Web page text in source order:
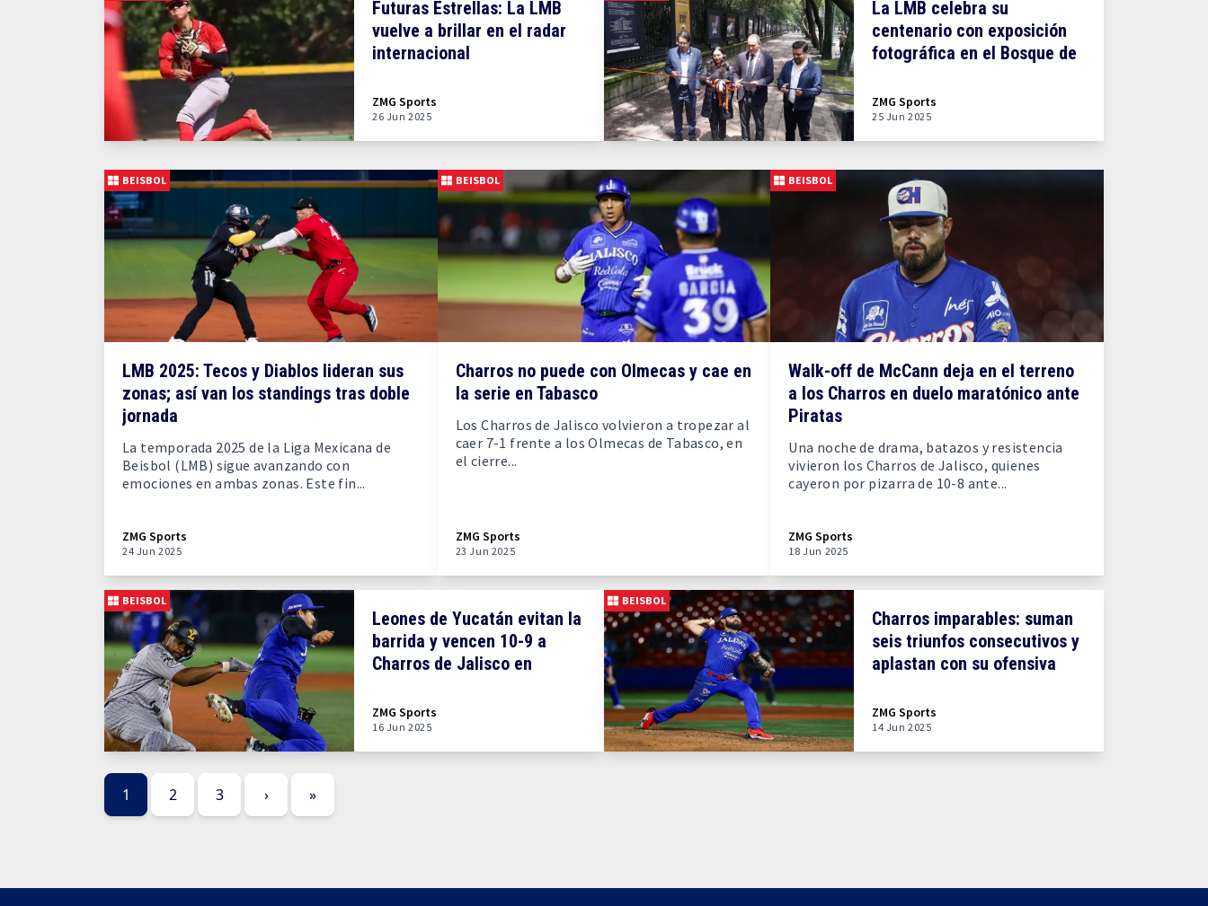
Futuras Estrellas: La LMB
vuelve a brillar en el radar
internacional
ZMG Sports
26 Jun 2025
La LMB celebra su
centenario con exposición
fotográfica en el Bosque de
ZMG Sports
25 Jun 2025
BEISBOL
LMB 2025: Tecos y Diablos lideran sus
zonas; así van los standings tras doble
jornada
La temporada 2025 de la Liga Mexicana de
Beisbol (LMB) sigue avanzando con
emociones en ambas zonas. Este fin...
ZMG Sports
24 Jun 2025
BEISBOL
Charros no puede con Olmecas y cae en
la serie en Tabasco
Los Charros de Jalisco volvieron a tropezar al
caer 7-1 frente a los Olmecas de Tabasco, en
el cierre...
ZMG Sports
23 Jun 2025
BEISBOL
Walk-off de McCann deja en el terreno
a los Charros en duelo maratónico ante
Piratas
Una noche de drama, batazos y resistencia
vivieron los Charros de Jalisco, quienes
cayeron por pizarra de 10-8 ante...
ZMG Sports
18 Jun 2025
BEISBOL
Leones de Yucatán evitan la
barrida y vencen 10-9 a
Charros de Jalisco en
ZMG Sports
16 Jun 2025
BEISBOL
Charros imparables: suman
seis triunfos consecutivos y
aplastan con su ofensiva
ZMG Sports
14 Jun 2025
1 2 3 › »